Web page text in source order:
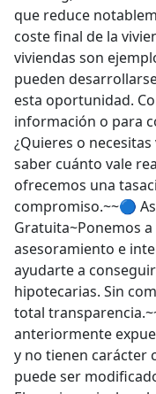
que reduce
coste final de la
viviendas son
pueden
esta oportunidad.
información o para
¿Quieres o
saber cuánto vale
ofrecemos una
compromiso.~~🔵
Gratuita~Ponemos
asesoramiento e
ayudarte a
hipotecarias. Sin
total
anteriormente
y no tienen carácter
puede ser